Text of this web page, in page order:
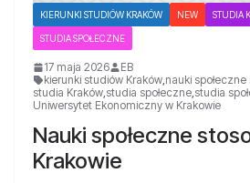
KIERUNKI STUDIÓW KRAKÓW NEW STUDIA
STUDIA SPOŁECZNE
17 maja 2026
EB
kierunki studiów Kraków,nauki
studia Kraków,studia społeczne,studia
Uniwersytet Ekonomiczny w Krakowie
Nauki społeczne
Krakowie